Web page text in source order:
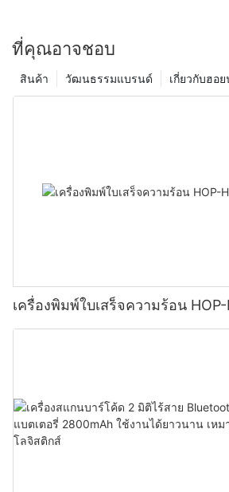
ที่คุณอาจชอบ
เกี่ยวกับฮอ
วัฒนธรรมแบรนด์
สินค้า
เครื่องพิมพ์ใบเสร็จความร้อน